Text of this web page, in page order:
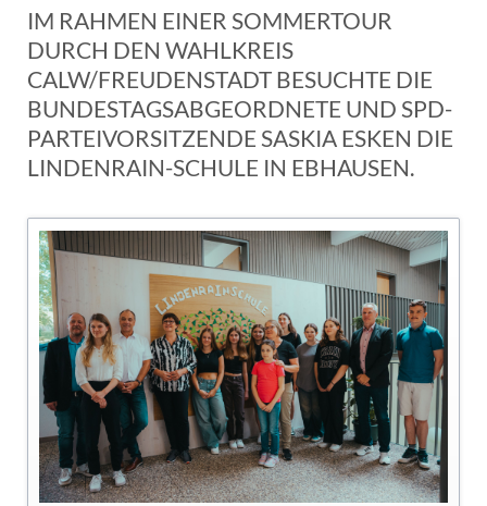
IM RAHMEN EINER SOMMERTOUR
DURCH DEN WAHLKREIS
CALW/FREUDENSTADT BESUCHTE DIE
BUNDESTAGSABGEORDNETE UND SPD-
PARTEIVORSITZENDE SASKIA ESKEN DIE
LINDENRAIN-SCHULE IN EBHAUSEN.